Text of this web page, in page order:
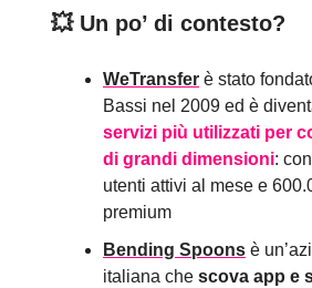
💥 Un po’ di contesto?
WeTransfer è stato
Bassi nel 2009 ed è
servizi più utilizzati per
di grandi dimensioni:
utenti attivi al mese e
premium
Bending Spoons è
italiana che scova app e